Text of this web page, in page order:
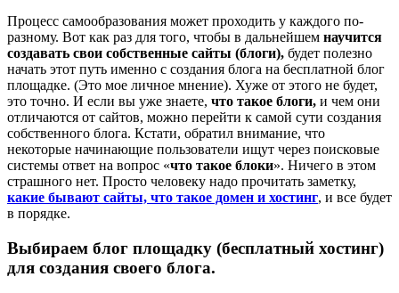
Процесс самообразования может проходить у каждого по-
разному. Вот как раз для того, чтобы в дальнейшем научится
создавать свои собственные сайты (блоги), будет полезно
начать этот путь именно с создания блога на бесплатной блог
площадке. (Это мое личное мнение). Хуже от этого не будет,
это точно. И если вы уже знаете, что такое блоги, и чем они
отличаются от сайтов, можно перейти к самой сути создания
собственного блога. Кстати, обратил внимание, что
некоторые начинающие пользователи ищут через поисковые
системы ответ на вопрос «что такое блоки». Ничего в этом
страшного нет. Просто человеку надо прочитать заметку,
какие бывают сайты, что такое домен и хостинг, и все будет
в порядке.
Выбираем блог площадку (бесплатный хостинг)
для создания своего блога.